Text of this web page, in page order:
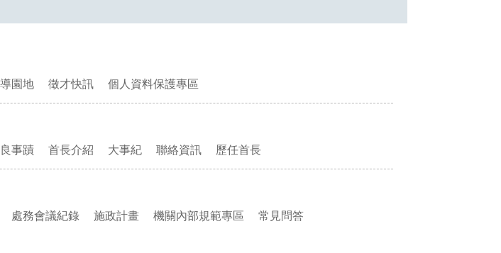
園地 徵才快訊 個人資料保護專區
事蹟 首長介紹 大事紀 聯絡資訊 歷任首長
處務會議紀錄 施政計畫 機關內部規範專區 常見問答